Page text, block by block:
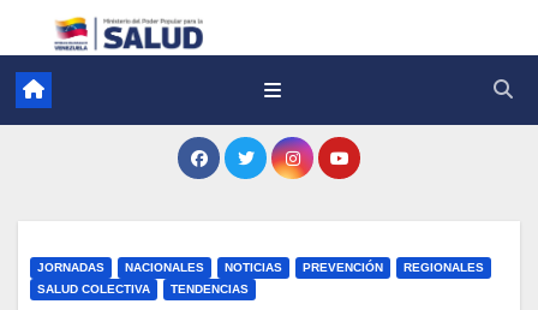
JORNADAS NACIONALES NOTICIAS PREVENCIÓN
REGIONALES
SALUD COLECTIVA
TENDENCIAS